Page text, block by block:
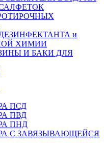
и
ХИМИИ
И БАКИ ДЛЯ
ПСД
ПВД
ПНД
С ЗАВЯЗЫВАЮЩЕЙСЯ